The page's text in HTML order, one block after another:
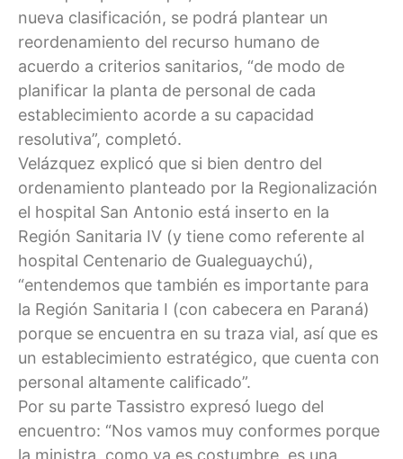
nueva clasificación, se podrá plantear un
reordenamiento del recurso humano de
acuerdo a criterios sanitarios, “de modo de
planificar la planta de personal de cada
establecimiento acorde a su capacidad
resolutiva”, completó.
Velázquez explicó que si bien dentro del
ordenamiento planteado por la Regionalización
el hospital San Antonio está inserto en la
Región Sanitaria IV (y tiene como referente al
hospital Centenario de Gualeguaychú),
“entendemos que también es importante para
la Región Sanitaria I (con cabecera en Paraná)
porque se encuentra en su traza vial, así que es
un establecimiento estratégico, que cuenta con
personal altamente calificado”.
Por su parte Tassistro expresó luego del
encuentro: “Nos vamos muy conformes porque
la ministra, como ya es costumbre, es una